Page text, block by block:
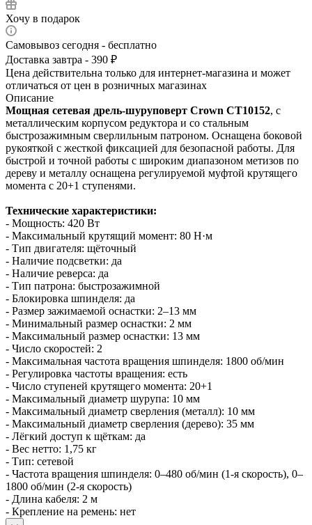
Хочу в подарок
Самовывоз сегодня - бесплатно
Доставка завтра - 390 ₽
Цена действительна только для интернет-магазина и может
отличаться от цен в розничных магазинах
Описание
Мощная сетевая дрель-шуруповерт Crown CT10152, с
металлическим корпусом редуктора и со стальным
быстрозажимным сверлильным патроном. Оснащена боковой
рукояткой с жесткой фиксацией для безопасной работы. Для
быстрой и точной работы с широким диапазоном метизов по
дереву и металлу оснащена регулируемой муфтой крутящего
момента с 20+1 ступенями.
Технические характеристики:
- Мощность: 420 Вт
- Максимальный крутящий момент: 80 Н·м
- Тип двигателя: щёточный
- Наличие подсветки: да
- Наличие реверса: да
- Тип патрона: быстрозажимной
- Блокировка шпинделя: да
- Размер зажимаемой оснастки: 2–13 мм
- Минимальный размер оснастки: 2 мм
- Максимальный размер оснастки: 13 мм
- Число скоростей: 2
- Максимальная частота вращения шпинделя: 1800 об/мин
- Регулировка частоты вращения: есть
- Число ступеней крутящего момента: 20+1
- Максимальный диаметр шурупа: 10 мм
- Максимальный диаметр сверления (металл): 10 мм
- Максимальный диаметр сверления (дерево): 35 мм
- Лёгкий доступ к щёткам: да
- Вес нетто: 1,75 кг
- Тип: сетевой
- Частота вращения шпинделя: 0–480 об/мин (1‑я скорость), 0–
1800 об/мин (2‑я скорость)
- Длина кабеля: 2 м
- Крепление на ремень: нет